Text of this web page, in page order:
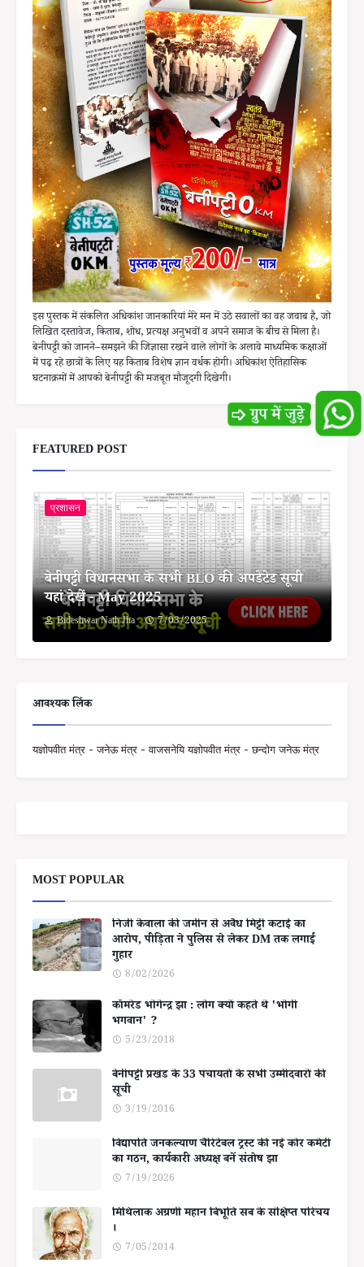
इस पुस्तक में संकलित अधिकांश जानकारियां मेरे मन में उठे सवालों का वह जवाब है, जो
लिखित दस्तावेज, किताब, शोध, प्रत्यक्ष अनुभवों व अपने समाज के बीच से मिला है।
बेनीपट्टी को जानने–समझने की जिज्ञासा रखने वाले लोगों के अलावे माध्यमिक कक्षाओं
में पढ़ रहे छात्रों के लिए यह किताब विशेष ज्ञान वर्धक होगी। अधिकांश ऐतिहासिक
घटनाक्रमों में आपको बेनीपट्टी की मजबूत मौजूदगी दिखेगी।
FEATURED POST
प्रशासन
बेनीपट्टी विधानसभा के सभी BLO की अपडेटेड सूची
यहां देखें - May 2025
Bideshwar Nath Jha 7/03/2025
आवश्यक लिंक
यज्ञोपवीत मंत्र - जनेऊ मंत्र - वाजसनेयि यज्ञोपवीत मंत्र - छन्दोग जनेऊ मंत्र
MOST POPULAR
निजी केवाला की जमीन से अवैध मिट्टी कटाई का
आरोप, पीड़िता ने पुलिस से लेकर DM तक लगाई
गुहार
8/02/2026
कॉमरेड भोगेन्द्र झा : लोग क्यों कहते थे 'भोगी
भगवान' ?
5/23/2018
बेनीपट्टी प्रखंड के 33 पंचायतों के सभी उम्मीदवारों की
सूची
3/19/2016
विद्यापति जनकल्याण चैरिटेबल ट्रस्ट की नई कोर कमेटी
का गठन, कार्यकारी अध्यक्ष बनें संतोष झा
7/19/2026
मिथिलाक अग्रणी महान बिभूति सब के संक्षिप्त परिचय
।
7/05/2014